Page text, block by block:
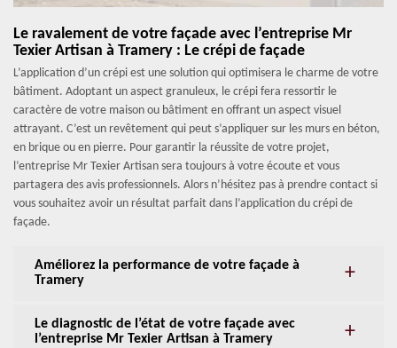
Le ravalement de votre façade avec l’entreprise Mr
Texier Artisan à Tramery : Le crépi de façade
L’application d’un crépi est une solution qui optimisera le charme de votre
bâtiment. Adoptant un aspect granuleux, le crépi fera ressortir le
caractère de votre maison ou bâtiment en offrant un aspect visuel
attrayant. C’est un revêtement qui peut s’appliquer sur les murs en béton,
en brique ou en pierre. Pour garantir la réussite de votre projet,
l’entreprise Mr Texier Artisan sera toujours à votre écoute et vous
partagera des avis professionnels. Alors n’hésitez pas à prendre contact si
vous souhaitez avoir un résultat parfait dans l’application du crépi de
façade.
Améliorez la performance de votre façade à
Tramery
Le diagnostic de l’état de votre façade avec
l’entreprise Mr Texier Artisan à Tramery